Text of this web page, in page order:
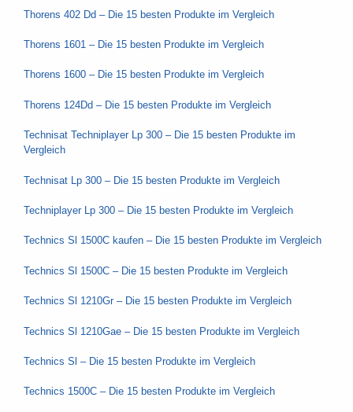
Thorens 402 Dd – Die 15 besten Produkte im Vergleich
Thorens 1601 – Die 15 besten Produkte im Vergleich
Thorens 1600 – Die 15 besten Produkte im Vergleich
Thorens 124Dd – Die 15 besten Produkte im Vergleich
Technisat Techniplayer Lp 300 – Die 15 besten Produkte im
Vergleich
Technisat Lp 300 – Die 15 besten Produkte im Vergleich
Techniplayer Lp 300 – Die 15 besten Produkte im Vergleich
Technics Sl 1500C kaufen – Die 15 besten Produkte im Vergleich
Technics Sl 1500C – Die 15 besten Produkte im Vergleich
Technics Sl 1210Gr – Die 15 besten Produkte im Vergleich
Technics Sl 1210Gae – Die 15 besten Produkte im Vergleich
Technics Sl – Die 15 besten Produkte im Vergleich
Technics 1500C – Die 15 besten Produkte im Vergleich